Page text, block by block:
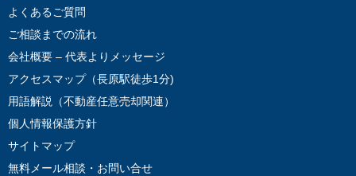
よくあるご質問
ご相談までの流れ
会社概要 – 代表よりメッセージ
アクセスマップ（長原駅徒歩1分)
用語解説（不動産任意売却関連）
個人情報保護方針
サイトマップ
無料メール相談・お問い合せ